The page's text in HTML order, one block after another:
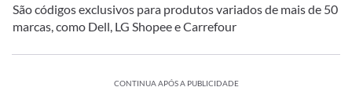
São códigos exclusivos para produtos variados de mais de 50
marcas, como Dell, LG Shopee e Carrefour
CONTINUA APÓS A PUBLICIDADE